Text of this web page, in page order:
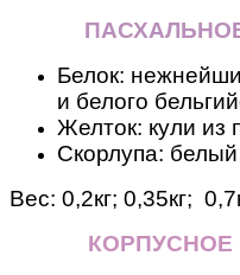
Белок:
и белого
Желток: кули из
Скорлупа:
Вес: 0,2кг; 0,35кг;